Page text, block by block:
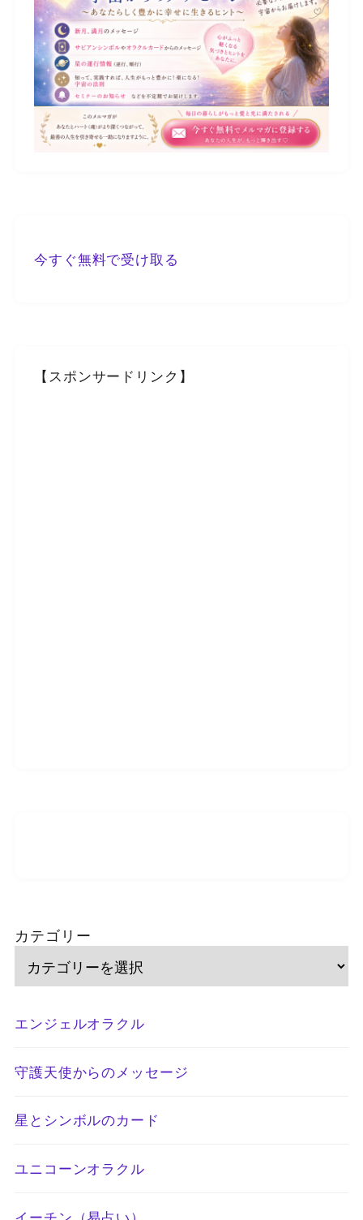
今すぐ無料で受け取る
【スポンサードリンク】
カテゴリー
エンジェルオラクル
守護天使からのメッセージ
星とシンボルのカード
ユニコーンオラクル